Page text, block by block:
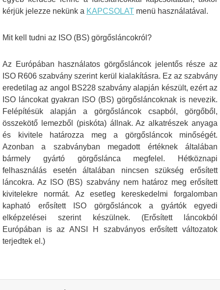
kérjük jelezze nekünk a KAPCSOLAT menü használatával.
Mit kell tudni az ISO (BS) görgősláncokról?
Az Európában használatos görgősláncok jelentős része az
ISO R606 szabvány szerint kerül kialakításra. Ez az szabvány
eredetilag az angol BS228 szabvány alapján készült, ezért az
ISO láncokat gyakran ISO (BS) görgősláncoknak is nevezik.
Felépítésük alapján a görgősláncok csapból, görgőből,
összekötő lemezből (piskóta) állnak. Az alkatrészek anyaga
és kivitele határozza meg a görgősláncok minőségét.
Azonban a szabványban megadott értéknek általában
bármely gyártó görgőslánca megfelel. Hétköznapi
felhasználás esetén általában nincsen szükség erősített
láncokra. Az ISO (BS) szabvány nem határoz meg erősített
kivitelekre normát. Az esetleg kereskedelmi forgalomban
kapható erősített ISO görgősláncok a gyártók egyedi
elképzelései szerint készülnek. (Erősített láncokból
Európában is az ANSI H szabványos erősített változatok
terjedtek el.)